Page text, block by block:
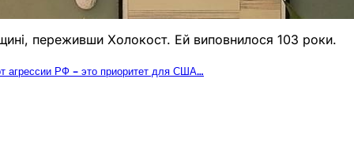
переживши Холокост. Ей виповнилося 103 роки.
агрессии РФ – это приоритет для США…